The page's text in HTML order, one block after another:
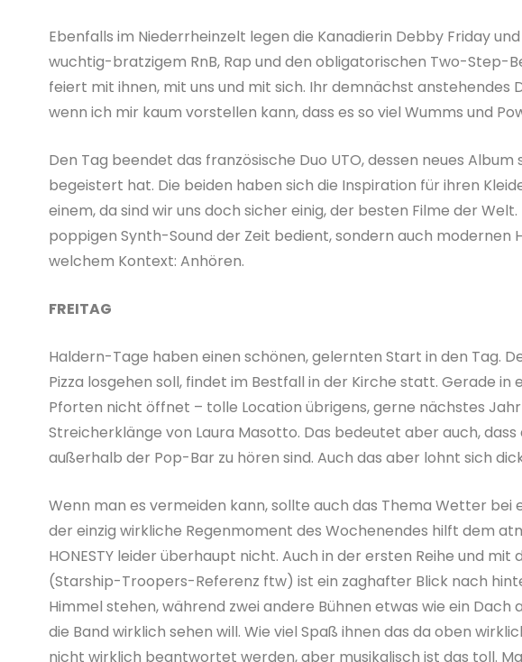
Ebenfalls im Niederrheinzelt legen die Kanadierin Debby Friday
wuchtig-bratzigem RnB, Rap und den obligatorischen Two-Step-
feiert mit ihnen, mit uns und mit sich. Ihr demnächst
wenn ich mir kaum vorstellen kann, dass es so viel Wumms und
Den Tag beendet das französische Duo UTO, dessen neues
begeistert hat. Die beiden haben sich die Inspiration für ihren
einem, da sind wir uns doch sicher einig, der besten Filme der
poppigen Synth-Sound der Zeit bedient, sondern auch modernen
welchem Kontext: Anhören.
FREITAG
Haldern-Tage haben einen schönen, gelernten Start in den Tag.
Pizza losgehen soll, findet im Bestfall in der Kirche statt. Gerade in
Pforten nicht öffnet – tolle Location übrigens, gerne nächstes
Streicherklänge von Laura Masotto. Das bedeutet aber auch,
außerhalb der Pop-Bar zu hören sind. Auch das aber lohnt sich
Wenn man es vermeiden kann, sollte auch das Thema Wetter bei
der einzig wirkliche Regenmoment des Wochenendes hilft dem
HONESTY leider überhaupt nicht. Auch in der ersten Reihe und mit
(Starship-Troopers-Referenz ftw) ist ein zaghafter Blick nach
Himmel stehen, während zwei andere Bühnen etwas wie ein
die Band wirklich sehen will. Wie viel Spaß ihnen das da oben
nicht wirklich beantwortet werden, aber musikalisch ist das toll.